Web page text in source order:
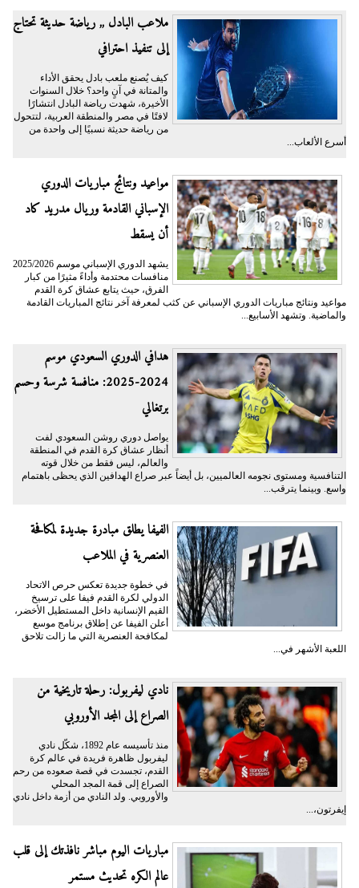
ملاعب البادل ,, رياضة حديثة تحتاج
إلى تنفيذ احترافي
كيف يُصنع ملعب بادل يحقق الأداء
والمتانة في آنٍ واحد؟ خلال السنوات
الأخيرة، شهدت رياضة البادل انتشارًا
لافتًا في مصر والمنطقة العربية، لتتحول
من رياضة حديثة نسبيًا إلى واحدة من
أسرع الألعاب...
مواعيد ونتائج مباريات الدوري
الإسباني القادمة وريال مدريد كاد
أن يسقط
يشهد الدوري الإسباني موسم 2025/2026
منافسات محتدمة وأداءً مثيرًا من كبار
الفرق، حيث يتابع عشاق كرة القدم
مواعيد ونتائج مباريات الدوري الإسباني عن كثب لمعرفة آخر نتائج المباريات القادمة
والماضية. وتشهد الأسابيع...
هدافي الدوري السعودي موسم
2024-2025: منافسة شرسة وحسم
برتغالي
يواصل دوري روشن السعودي لفت
أنظار عشاق كرة القدم في المنطقة
والعالم، ليس فقط من خلال قوته
التنافسية ومستوى نجومه العالميين، بل أيضاً عبر صراع الهدافين الذي يحظى باهتمام
واسع. وبينما يترقب...
الفيفا يطلق مبادرة جديدة لمكافحة
العنصرية في الملاعب
في خطوة جديدة تعكس حرص الاتحاد
الدولي لكرة القدم فيفا على ترسيخ
القيم الإنسانية داخل المستطيل الأخضر،
أعلن الفيفا عن إطلاق برنامج موسع
لمكافحة العنصرية التي ما زالت تلاحق
اللعبة الأشهر في...
نادي ليفربول: رحلة تاريخية من
الصراع إلى المجد الأوروبي
منذ تأسيسه عام 1892، شكّل نادي
ليفربول ظاهرة فريدة في عالم كرة
القدم، تجسدت في قصة صعوده من رحم
الصراع إلى قمة المجد المحلي
والأوروبي. ولد النادي من أزمة داخل نادي
إيفرتون،...
مباريات اليوم مباشر نافذتك إلى قلب
عالم الكره تحديث مستمر